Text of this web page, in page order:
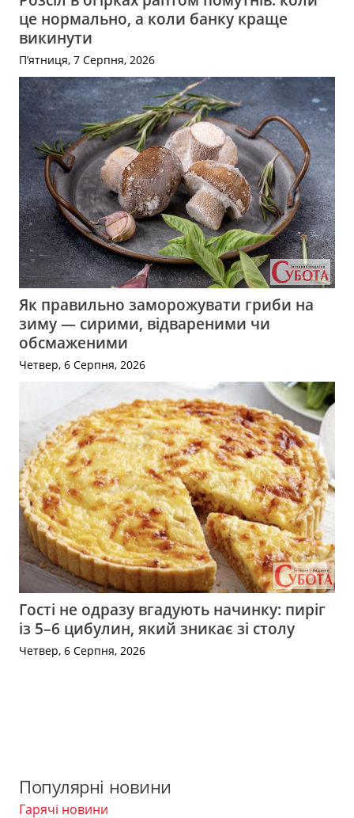
це нормально, а коли банку краще
викинути
П’ятниця, 7 Серпня, 2026
Як правильно заморожувати гриби на
зиму — сирими, відвареними чи
обсмаженими
Четвер, 6 Серпня, 2026
Гості не одразу вгадують начинку: пиріг
із 5–6 цибулин, який зникає зі столу
Четвер, 6 Серпня, 2026
Популярні новини
Гарячі новини